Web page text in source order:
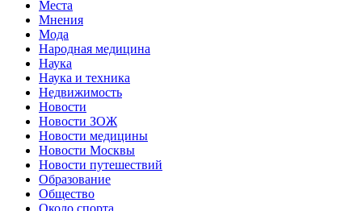
Места
Мнения
Мода
Народная медицина
Наука
Наука и техника
Недвижимость
Новости
Новости ЗОЖ
Новости медицины
Новости Москвы
Новости путешествий
Образование
Общество
Около спорта